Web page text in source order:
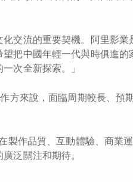
交流的重要契機。阿里影
把中國年輕一代與時俱進
次全新探索。」
方來說，面臨周期較長、預
製作品質、互動體驗、商業
泛關注和期待。